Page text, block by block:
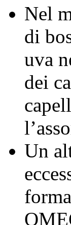
Nel
di
uva
dei
Un